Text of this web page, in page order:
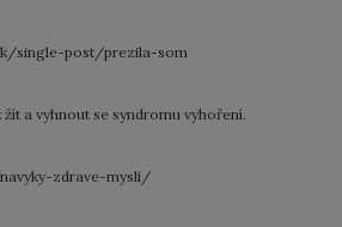
single-post/prezila-som
žít a vyhnout se syndromu vyhoření.
zdrave-mysli/